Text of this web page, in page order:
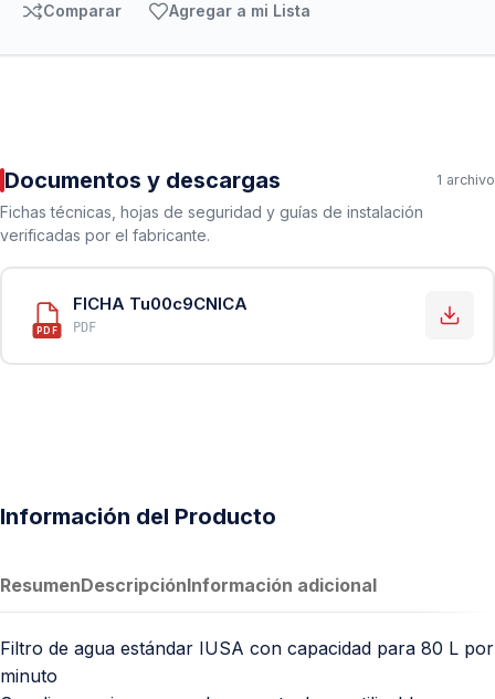
Comparar Agregar a mi Lista
Documentos y descargas 1 archivo
Fichas técnicas, hojas de seguridad y guías de instalación
verificadas por el fabricante.
PDF
FICHA Tu00c9CNICA
PDF
Información del Producto
ResumenDescripciónInformación adicional
Filtro de agua estándar IUSA con capacidad para 80 L por
minuto